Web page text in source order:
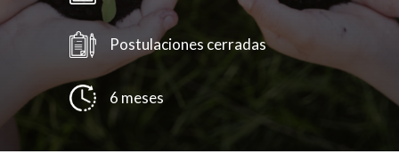
Postulaciones cerradas
6 meses
Completa el siguente formulario y puedes